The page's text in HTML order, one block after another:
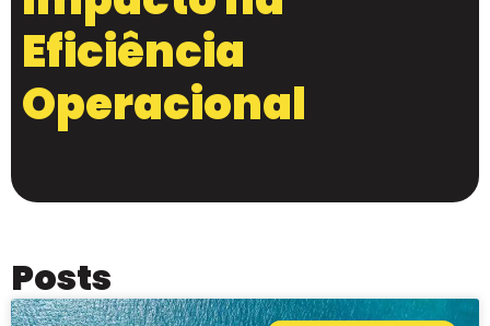
Eficiência
Operacional
Posts